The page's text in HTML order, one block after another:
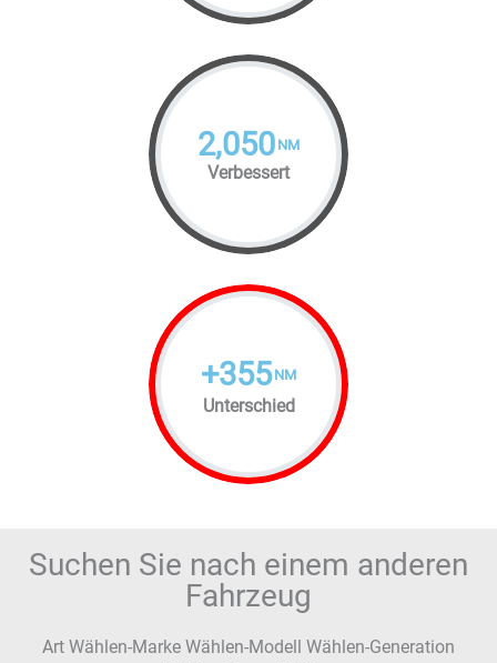
2,050 NM
Verbessert
+355 NM
Unterschied
Suchen Sie nach einem anderen
Fahrzeug
Art Wählen-Marke Wählen-Modell Wählen-Generation